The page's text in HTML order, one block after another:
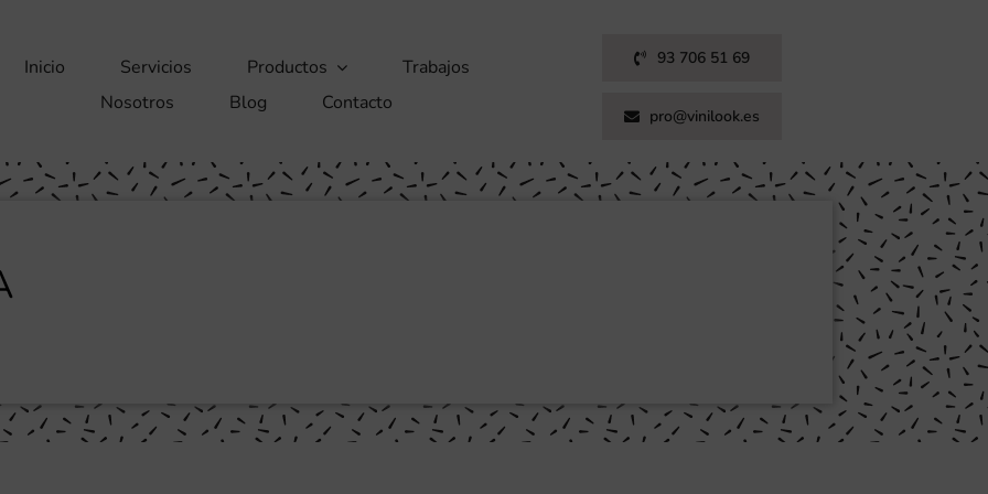
Inicio Servicios Productos
Trabajos
Nosotros
Blog Contacto
93 706 51 69
pro@vinilook.es